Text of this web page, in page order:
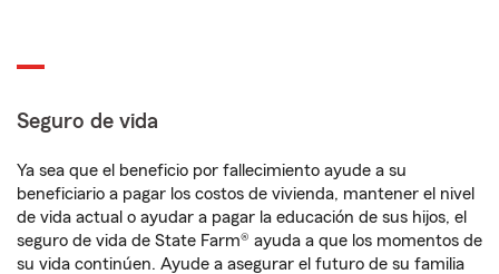
Seguro de vida
Ya sea que el beneficio por fallecimiento ayude a su
beneficiario a pagar los costos de vivienda, mantener el nivel
de vida actual o ayudar a pagar la educación de sus hijos, el
seguro de vida de State Farm® ayuda a que los momentos de
su vida continúen. Ayude a asegurar el futuro de su familia